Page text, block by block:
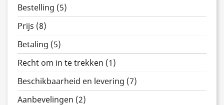
Bestelling (5)
Prijs (8)
Betaling (5)
Recht om in te trekken (1)
Beschikbaarheid en levering (7)
Aanbevelingen (2)